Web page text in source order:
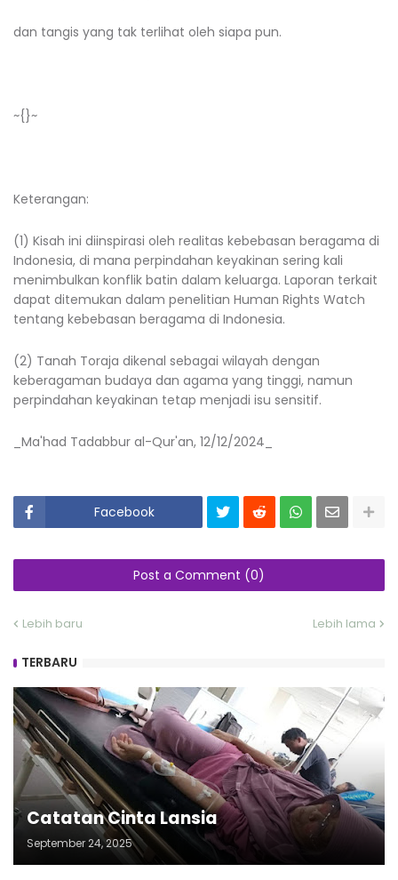
dan tangis yang tak terlihat oleh siapa pun.
~{}~
Keterangan:
(1) Kisah ini diinspirasi oleh realitas kebebasan beragama di
Indonesia, di mana perpindahan keyakinan sering kali
menimbulkan konflik batin dalam keluarga. Laporan terkait
dapat ditemukan dalam penelitian Human Rights Watch
tentang kebebasan beragama di Indonesia.
(2) Tanah Toraja dikenal sebagai wilayah dengan
keberagaman budaya dan agama yang tinggi, namun
perpindahan keyakinan tetap menjadi isu sensitif.
_Ma'had Tadabbur al-Qur'an, 12/12/2024_
Facebook
Post a Comment (0)
Lebih baru Lebih lama
TERBARU
Catatan Cinta Lansia
September 24, 2025